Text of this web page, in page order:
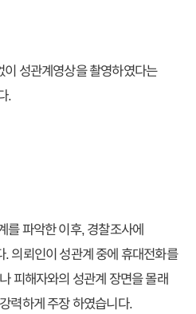
성관계영상을 촬영하였다는
.
를 파악한 이후, 경찰조사에
의뢰인이 성관계 중에 휴대전화를
피해자와의 성관계 장면을 몰래
력하게 주장 하였습니다.